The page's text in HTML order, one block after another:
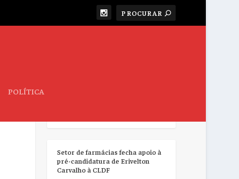
POLÍTICA
Setor de farmácias fecha apoio à
pré-candidatura de Erivelton
Carvalho à CLDF